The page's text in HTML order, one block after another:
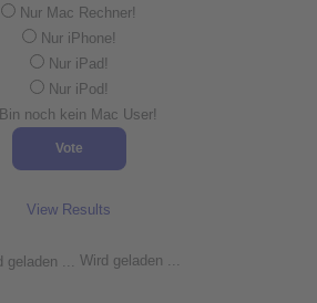
Nur Mac Rechner!
Nur iPhone!
Nur iPad!
Nur iPod!
Bin noch kein Mac User!
View Results
Wird geladen ...